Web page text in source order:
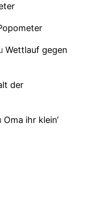
Wettlauf gegen
der
Oma ihr klein‘